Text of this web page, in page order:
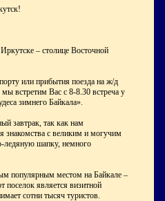
– столице Восточной
или прибытия поезда на ж/д
встретим Вас с 8-8.30 встреча у
зимнего Байкала».
завтрак, так как нам
знакомства с великим и могучим
ледяную шапку, немного
популярным местом на Байкале –
поселок является визитной
сотни тысяч туристов.